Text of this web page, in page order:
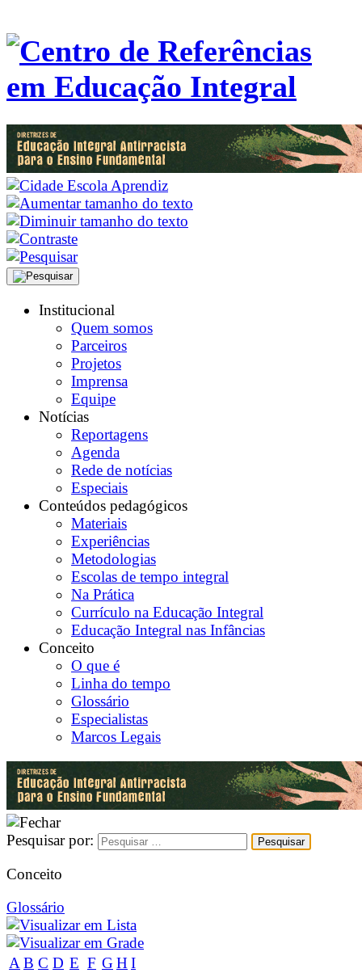
Institucional
Quem somos
Parceiros
Projetos
Imprensa
Equipe
Notícias
Reportagens
Agenda
Rede de notícias
Especiais
Conteúdos pedagógicos
Materiais
Experiências
Metodologias
Escolas de tempo integral
Na Prática
Currículo na Educação Integral
Educação Integral nas Infâncias
Conceito
O que é
Linha do tempo
Glossário
Especialistas
Marcos Legais
Pesquisar por:
Conceito
Glossário
A B C D E F G H I